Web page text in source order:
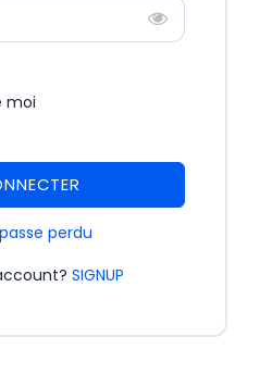
moi
perdu
SIGNUP